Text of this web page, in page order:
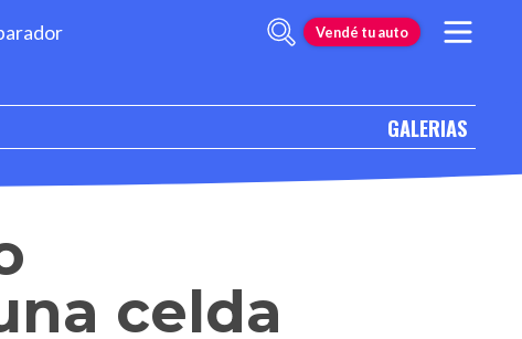
Vendé tu auto
GALERIAS
celda